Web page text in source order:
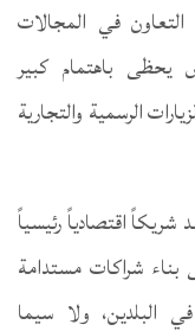
التعاون في المجالات
يحظى باهتمام كبير
الرسمية والتجارية
شريكاً اقتصادياً رئيسياً
بناء شراكات مستدامة
البلدين، ولا سيما